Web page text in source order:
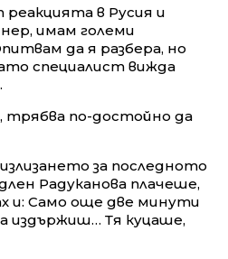
реакцията в Русия и
имам големи
да я разбера, но
специалист вижда
трябва по-достойно да
за последното
Радуканова плачеше,
и: Само още две минути
издържиш… Тя куцаше,